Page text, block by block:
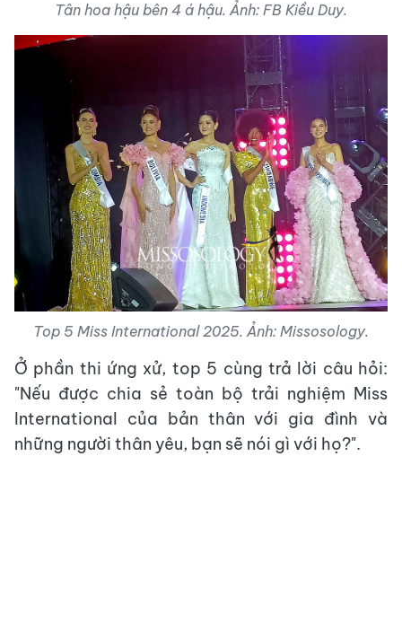
Tân hoa hậu bên 4 á hậu. Ảnh: FB Kiều Duy.
Top 5 Miss International 2025. Ảnh: Missosology.
Ở phần thi ứng xử, top 5 cùng trả lời câu hỏi:
"Nếu được chia sẻ toàn bộ trải nghiệm Miss
International của bản thân với gia đình và
những người thân yêu, bạn sẽ nói gì với họ?".